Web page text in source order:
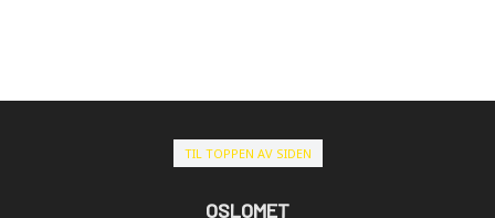
TIL TOPPEN AV SIDEN
OSLOMET